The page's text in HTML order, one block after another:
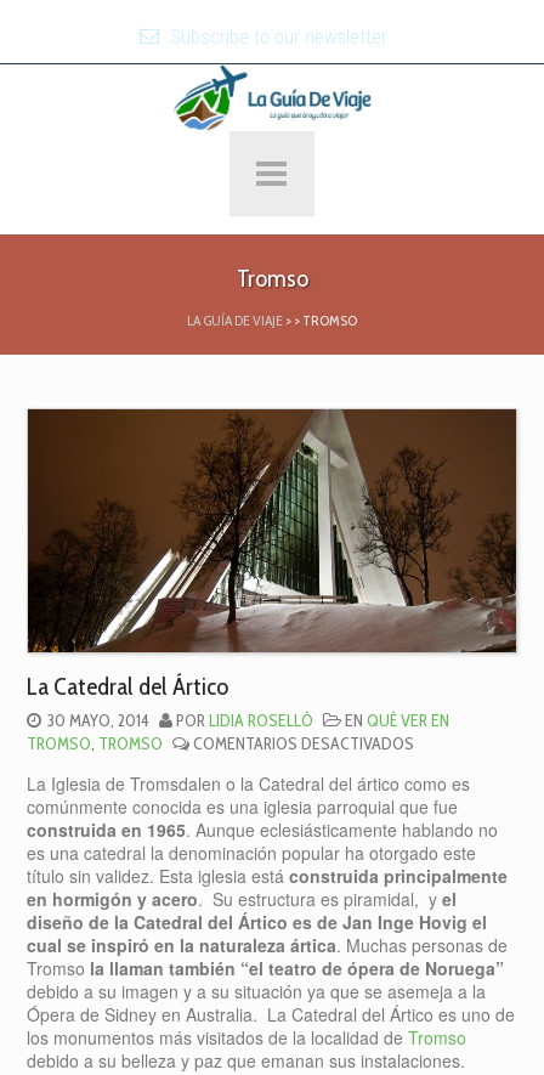
Subscribe to our newsletter
Tromso
LA GUÍA DE VIAJE > > TROMSO
La Catedral del Ártico
30 MAYO, 2014 PORLIDIA ROSELLÓ ENQUÉ VER EN
TROMSO, TROMSO COMENTARIOS DESACTIVADOS
CATEDRAL
DEL
ÁRTICO
La Iglesia de Tromsdalen o la Catedral del ártico como es
comúnmente conocida es una iglesia parroquial que fue
construida en 1965. Aunque eclesiásticamente hablando no
es una catedral la denominación popular ha otorgado este
título sin validez. Esta iglesia estáconstruida principalmente
en hormigón y acero. Su estructura es piramidal, y el
diseño de la Catedral del Ártico es de Jan Inge Hovig el
cual se inspiró en la naturaleza ártica. Muchas personas de
Tromso la llaman también “el teatro de ópera de Noruega”
debido a su imagen y a su situación ya que se asemeja a la
Ópera de Sidney en Australia. La Catedral del Ártico es uno de
los monumentos más visitados de la localidad deTromso
debido a su belleza y paz que emanan sus instalaciones.